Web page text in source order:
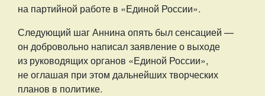
на партийной работе в «Единой России».
Следующий шаг Аннина опять был сенсацией —
он добровольно написал заявление о выходе
из руководящих органов «Единой России»,
не оглашая при этом дальнейших творческих
планов в политике.